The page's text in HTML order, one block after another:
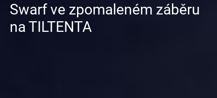
Swarf ve zpomaleném záběru
na TILTENTA